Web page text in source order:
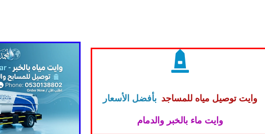
وايت توصيل مياه للمساجد بأفضل الأسعار
وايت ماء بالخبر والدمام